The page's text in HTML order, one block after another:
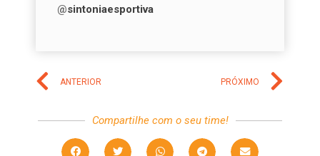
@sintoniaesportiva
ANTERIOR PRÓXIMO
Compartilhe com o seu time!